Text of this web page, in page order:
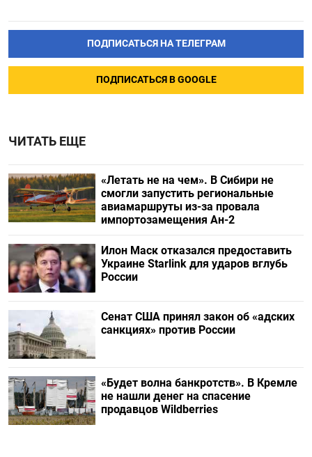
ПОДПИСАТЬСЯ НА ТЕЛЕГРАМ
ПОДПИСАТЬСЯ В GOOGLE
ЧИТАТЬ ЕЩЕ
«Летать не на чем». В Сибири не
смогли запустить региональные
авиамаршруты из-за провала
импортозамещения Ан-2
Илон Маск отказался предоставить
Украине Starlink для ударов вглубь
России
Сенат США принял закон об «адских
санкциях» против России
«Будет волна банкротств». В Кремле
не нашли денег на спасение
продавцов Wildberries